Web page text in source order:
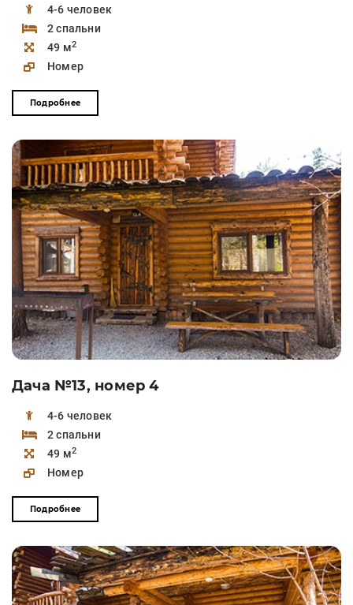
4-6 человек
2 спальни
49 м2
Номер
Подробнее
Дача №13, номер 4
4-6 человек
2 спальни
49 м2
Номер
Подробнее